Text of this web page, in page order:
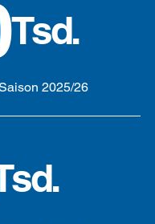
Tsd.
2025/26